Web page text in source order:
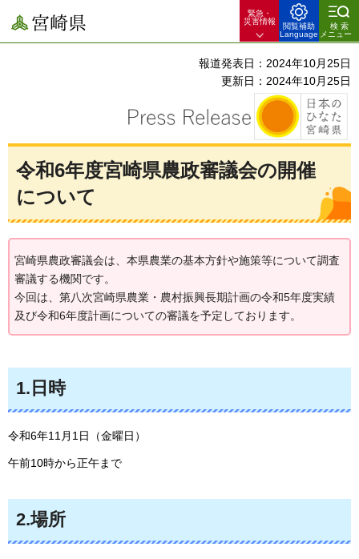
宮崎県
緊急・
災害情報
閲覧補助
Language
検索
メニュー
報道発表日：2024年10月25日
更新日：2024年10月25日
令和6年度宮崎県農政審議会の開催
について
宮崎県農政審議会は、本県農業の基本方針や施策等について調査
審議する機関です。
今回は、第八次宮崎県農業・農村振興長期計画の令和5年度実績
及び令和6年度計画についての審議を予定しております。
1.日時
令和6年11月1日（金曜日）
午前10時から正午まで
2.場所